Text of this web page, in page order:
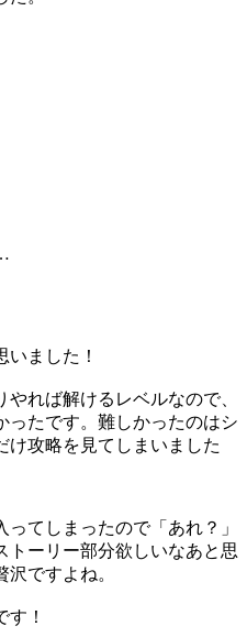
ました！
れば解けるレベルなので、
ったです。難しかったのはシ
け攻略を見てしまいました
てしまったので「あれ？」
トーリー部分欲しいなあと思
ですよね。
！